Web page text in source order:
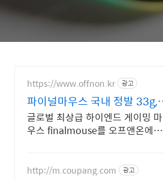
https://www.offnon.kr 광고
파이널마우스 국내 정발 33g,
8,000Hz
글로벌 최상급 하이엔드 게이밍 마
우스 finalmouse를 오프앤온에서
http://m.coupang.com 광고